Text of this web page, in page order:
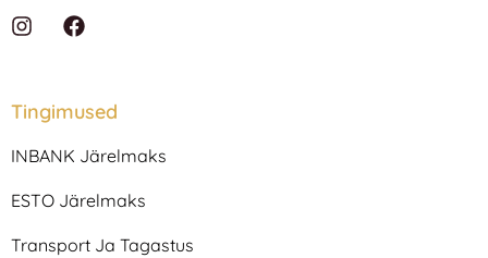
I
a
r
m
F
b
o
Tingimused
INBANK Järelmaks
ESTO Järelmaks
Transport Ja Tagastus